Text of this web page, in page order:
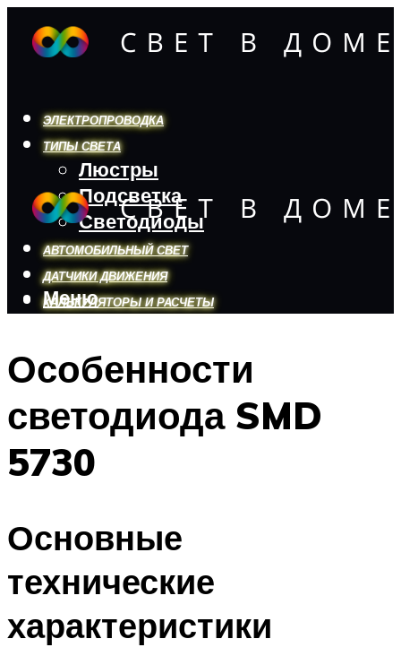
ЭЛЕКТРОПРОВОДКА
ТИПЫ СВЕТА
Люстры
Подсветка
Светодиоды
АВТОМОБИЛЬНЫЙ СВЕТ
ДАТЧИКИ ДВИЖЕНИЯ
КАЛЬКУЛЯТОРЫ И РАСЧЕТЫ
Меню
Меню
Особенности
светодиода SMD
5730
Основные
технические
характеристики